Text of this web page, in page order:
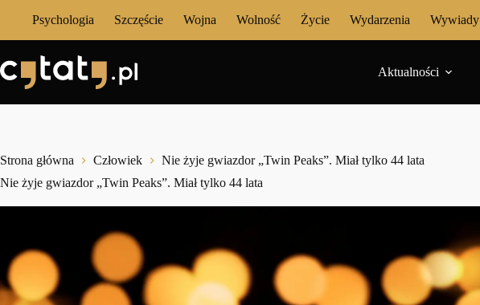
Psychologia Szczęście Wojna Wolność Życie Wydarzenia Wywiady
Aktualności
Strona główna Człowiek
Nie żyje gwiazdor „Twin Peaks”. Miał tylko 44 lata
Nie żyje gwiazdor „Twin Peaks”. Miał tylko 44 lata